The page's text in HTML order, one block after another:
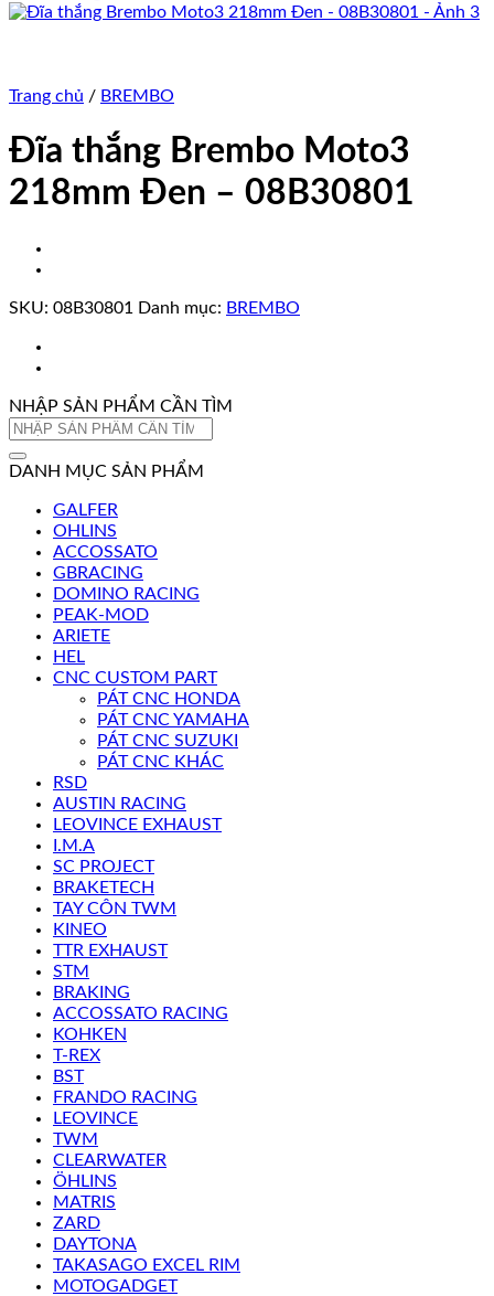
Trang chủ / BREMBO
Đĩa thắng Brembo Moto3
218mm Đen – 08B30801
SKU: 08B30801 Danh mục: BREMBO
NHẬP SẢN PHẨM CẦN TÌM
Tìm
DANH MỤC SẢN PHẨM
GALFER
OHLINS
ACCOSSATO
GBRACING
DOMINO RACING
PEAK-MOD
ARIETE
HEL
CNC CUSTOM PART
PÁT CNC HONDA
PÁT CNC YAMAHA
PÁT CNC SUZUKI
PÁT CNC KHÁC
RSD
AUSTIN RACING
LEOVINCE EXHAUST
I.M.A
SC PROJECT
BRAKETECH
TAY CÔN TWM
KINEO
TTR EXHAUST
STM
BRAKING
ACCOSSATO RACING
KOHKEN
T-REX
BST
FRANDO RACING
LEOVINCE
TWM
CLEARWATER
ÖHLINS
MATRIS
ZARD
DAYTONA
TAKASAGO EXCEL RIM
MOTOGADGET